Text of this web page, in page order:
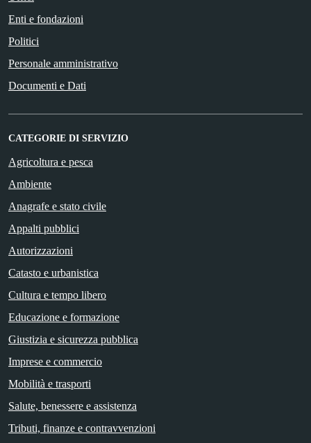
Enti e fondazioni
Politici
Personale amministrativo
Documenti e Dati
CATEGORIE DI SERVIZIO
Agricoltura e pesca
Ambiente
Anagrafe e stato civile
Appalti pubblici
Autorizzazioni
Catasto e urbanistica
Cultura e tempo libero
Educazione e formazione
Giustizia e sicurezza pubblica
Imprese e commercio
Mobilità e trasporti
Salute, benessere e assistenza
Tributi, finanze e contravvenzioni